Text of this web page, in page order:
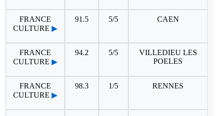
FRANCE
CULTURE ▶
91.5 5/5 CAEN
FRANCE
CULTURE ▶
94.2 5/5
VILLEDIEU LES
POELES
FRANCE
CULTURE ▶
98.3 1/5 RENNES